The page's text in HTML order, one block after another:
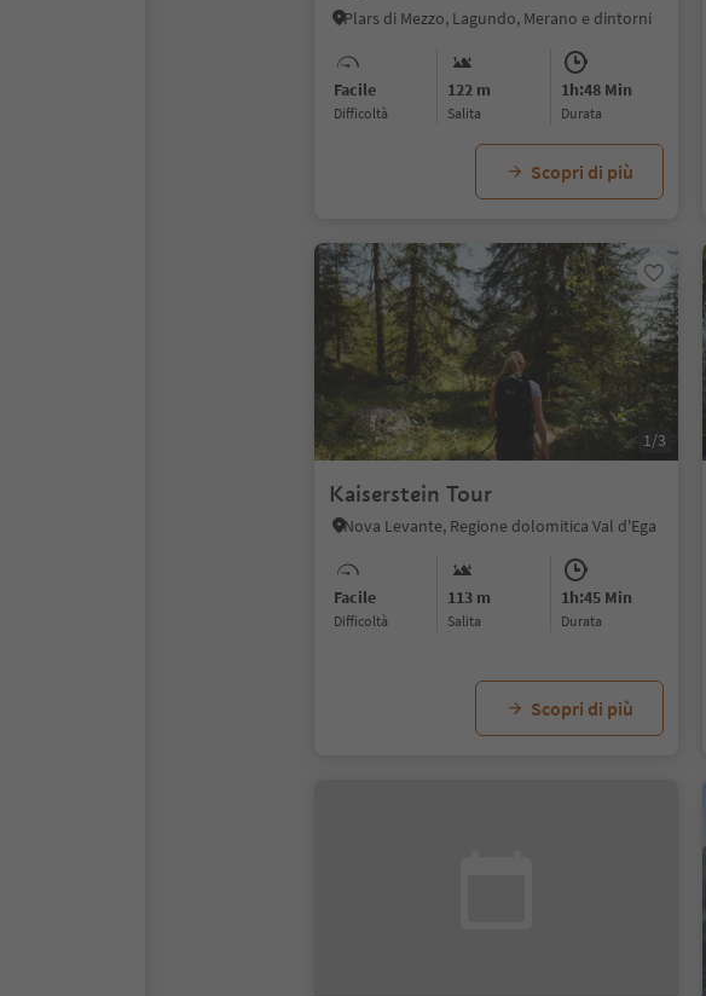
Plars di Mezzo, Lagundo, Merano e dintorni
Facile
Difficoltà
122 m
Salita
1h:48 Min
durata
Scopri di più
1/3
Kaiserstein Tour
Nova Levante, Regione dolomitica Val d'Ega
Facile
Difficoltà
113 m
Salita
1h:45 Min
durata
Scopri di più